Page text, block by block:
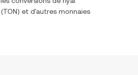
(TON) et d'autres monnaies